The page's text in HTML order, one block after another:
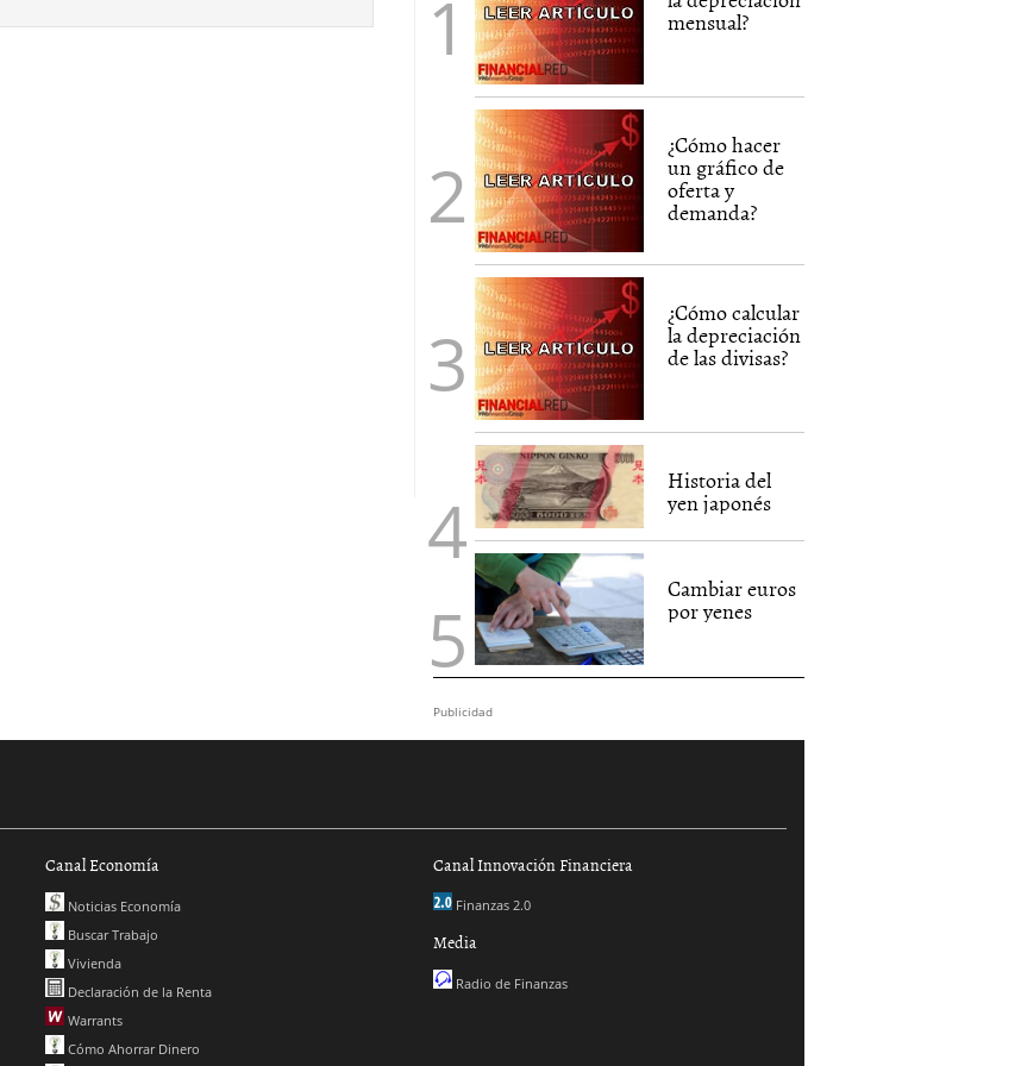
mensual?
¿Cómo hacer
un gráfico de
oferta y
demanda?
¿Cómo calcular
la depreciación
de las divisas?
Historia del
yen japonés
Cambiar euros
por yenes
Publicidad
Canal Economía
Noticias Economía
Buscar Trabajo
Vivienda
Declaración de la Renta
Warrants
Cómo Ahorrar Dinero
Canal Innovación Financiera
Finanzas 2.0
Media
Radio de Finanzas